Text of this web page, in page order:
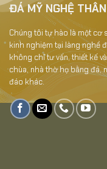
ĐÁ MỸ NGHỆ
Chúng tôi tự hào là một cơ
kinh nghiệm tại làng nghề
không chỉ tư vấn, thiết kế
chùa, nhà thờ họ bằng đá,
đáo khác.